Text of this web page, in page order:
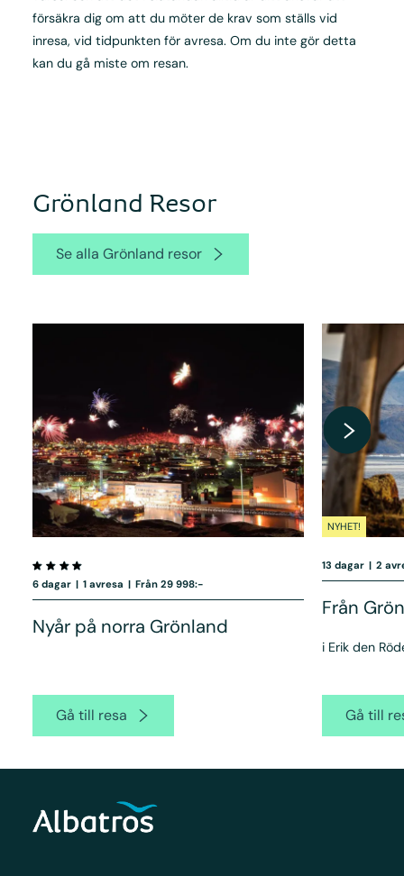
försäkra dig om att du möter de krav som ställs vid
inresa, vid tidpunkten för avresa. Om du inte gör detta
kan du gå miste om resan.
Grönland Resor
Se alla Grönland resor
6 dagar | 1 avresa | Från 29 998:-
Nyår på norra Grönland
Gå till resa
NYHET!
13 dagar | 2
Från
i Erik den
Gå till